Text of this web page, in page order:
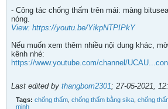
- Công tác chống thấm trên mái: màng
nóng.
View: https://youtu.be/YikpNTPIPkY
Nếu muốn xem thêm nhiều nội dung khác,
kênh nhé:
https://www.youtube.com/channel/
Last edited by thangbom2301; 27-05-2021,
Tags: chống thấm chống thấm bằng sika chống
minh